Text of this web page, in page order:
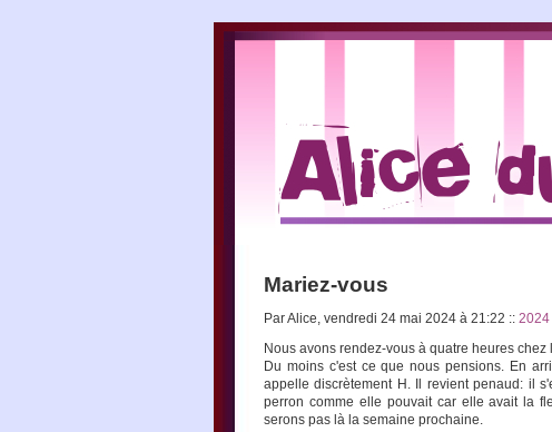
Mariez-vous
Par Alice, vendredi 24 mai 2024 à 21:22 :: 2024
Nous avons rendez-vous à quatre heures chez
Du moins c'est ce que nous pensions. En
appelle discrètement H. Il revient penaud: il
perron comme elle pouvait car elle avait la
serons pas là la semaine prochaine.